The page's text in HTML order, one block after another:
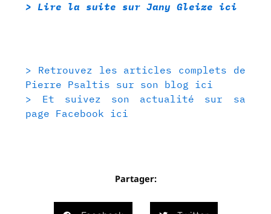
> Lire la suite sur Jany Gleize ici
> Retrouvez les articles complets de
Pierre Psaltis sur son blog ici
> Et suivez son actualité sur sa
page Facebook ici
Partager: